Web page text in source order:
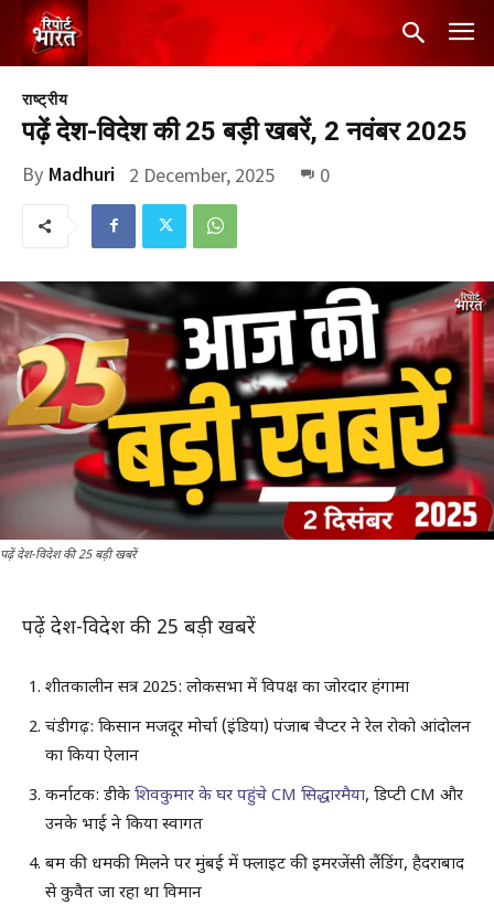
राष्ट्रीय
पढ़ें देश-विदेश की 25 बड़ी खबरें, 2 नवंबर 2025
By Madhuri 2 December, 2025 0
पढ़ें देश-विदेश की 25 बड़ी खबरें
पढ़ें देश-विदेश की 25 बड़ी खबरें
शीतकालीन सत्र 2025: लोकसभा में विपक्ष का जोरदार हंगामा
चंडीगढ़: किसान मजदूर मोर्चा (इंडिया) पंजाब चैप्टर ने रेल रोको आंदोलन
का किया ऐलान
कर्नाटक: डीके शिवकुमार के घर पहुंचे CM सिद्धारमैया, डिप्टी CM और
उनके भाई ने किया स्वागत
बम की धमकी मिलने पर मुंबई में फ्लाइट की इमरजेंसी लैंडिंग, हैदराबाद
से कुवैत जा रहा था विमान